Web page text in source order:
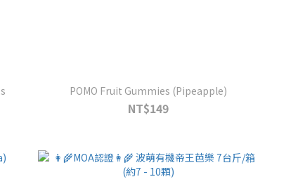
POMO Fruit Gummies (Pipeapple)
NT$149